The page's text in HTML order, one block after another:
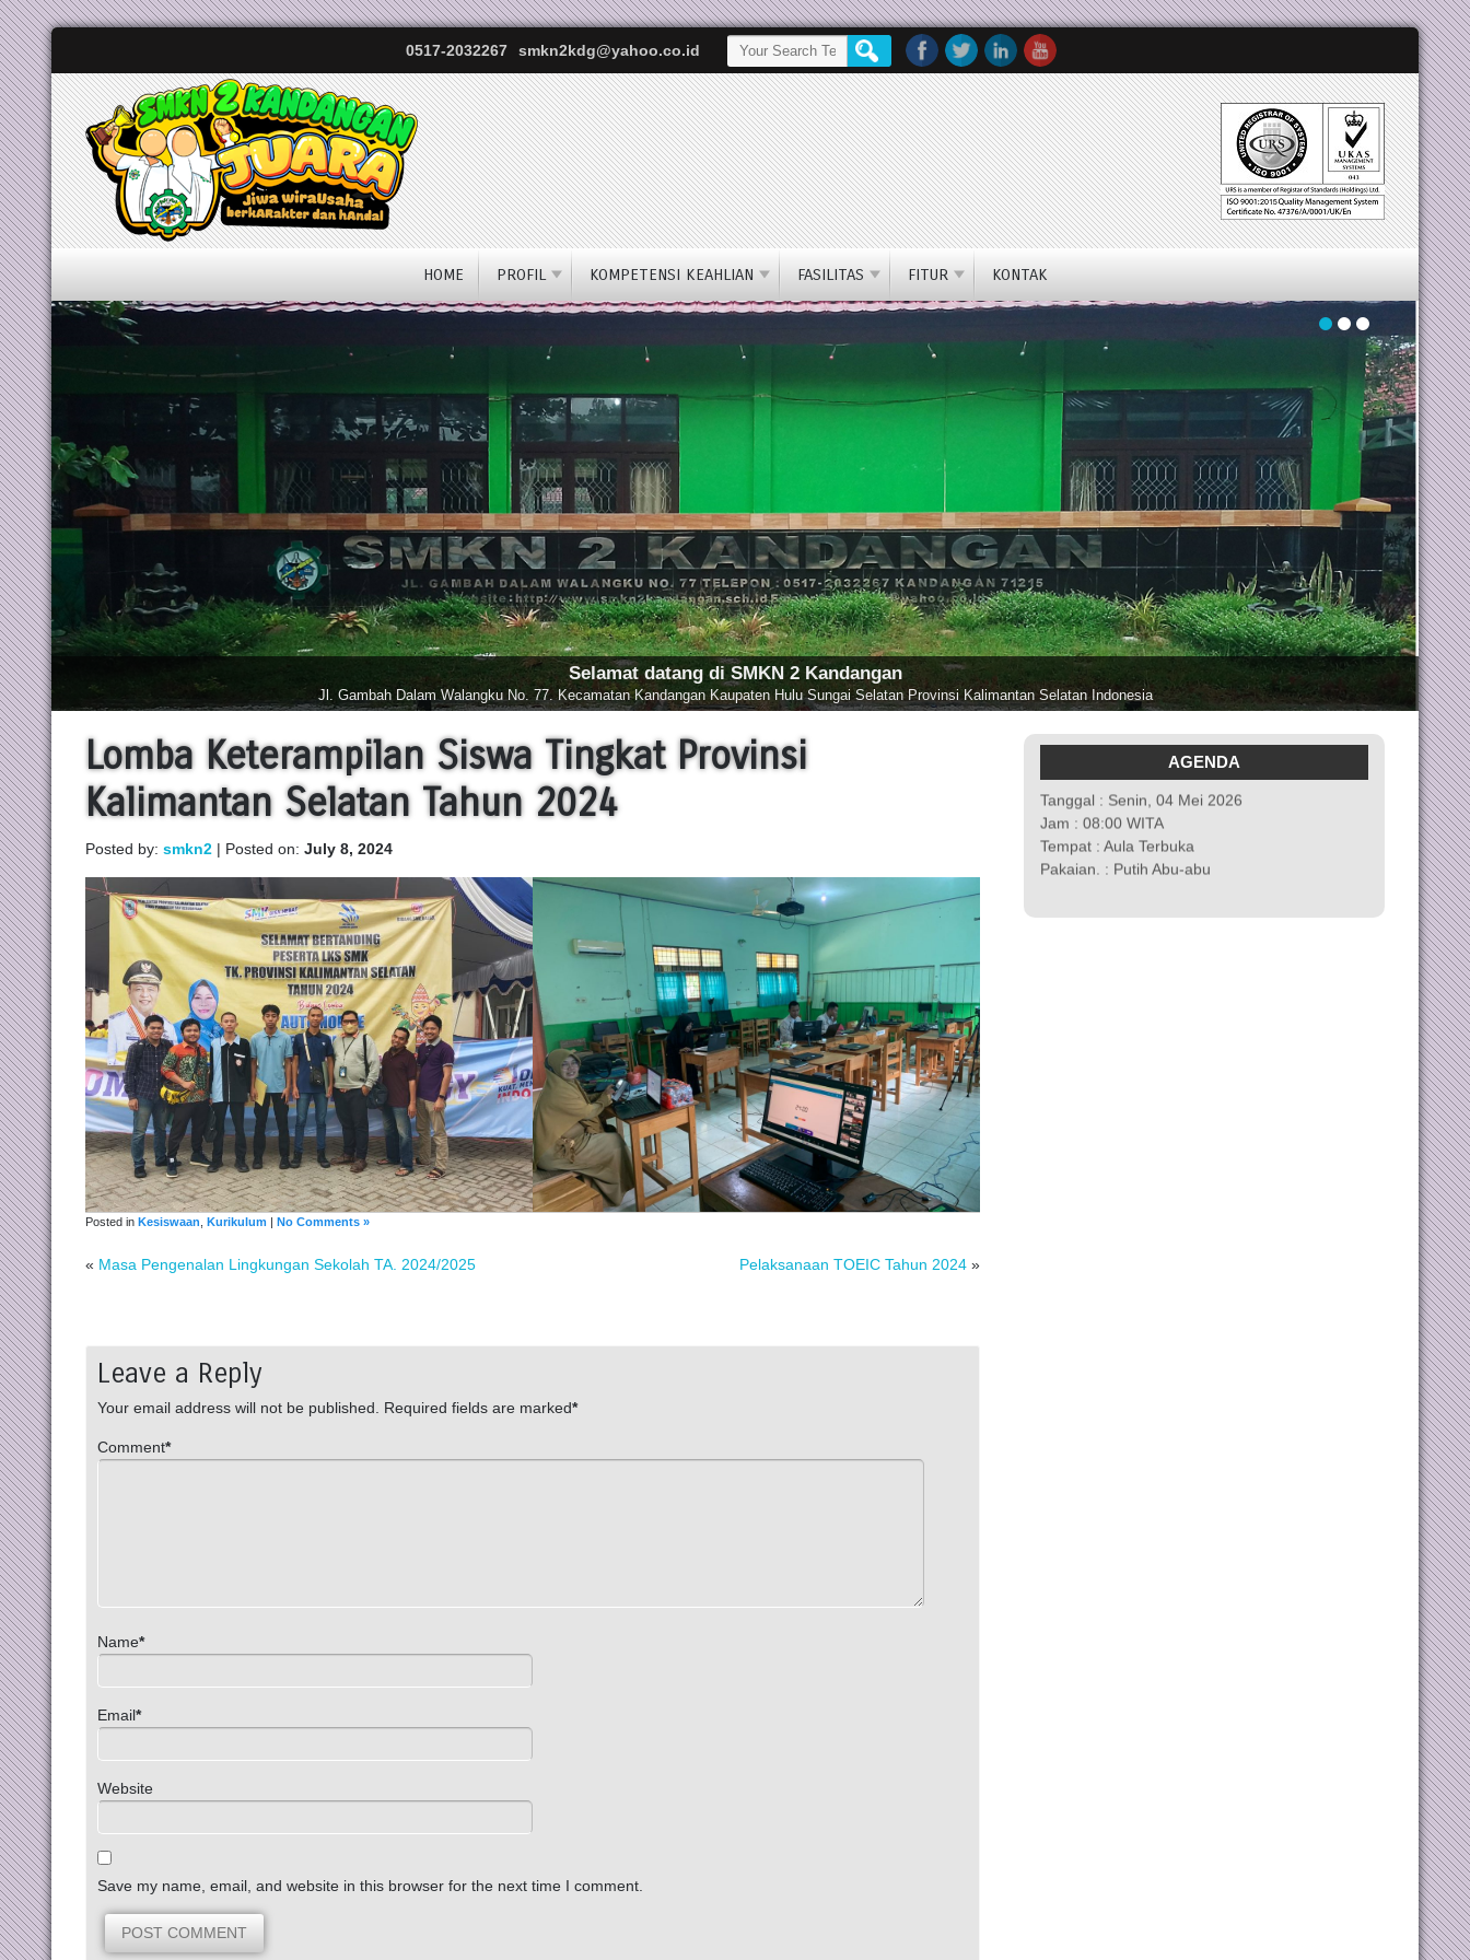
0517-2032267 smkn2kdg@yahoo.co.id
HOME PROFIL KOMPETENSI KEAHLIAN FASILITAS FITUR KONTAK
Lomba Keterampilan Siswa Tingkat Provinsi
Kalimantan Selatan Tahun 2024
Posted by:smkn2 | Posted on:July 8, 2024
Posted in Kesiswaan, Kurikulum No Comments »
« Masa Pengenalan Lingkungan Sekolah TA. 2024/2025 Pelaksanaan TOEIC Tahun 2024»
Leave a Reply
Your email address will not be published. Required fields are marked*
Comment*
Name*
Email*
Website
Save my name, email, and website in this browser for the next time I comment.
AGENDA
Pengumuman Kelulusan Kelas XII Tahun
Tanggal : Senin, 04 Mei 2026
Jam : 08:00 WITA
Tempat : Aula Terbuka
Pakaian. : Putih Abu-abu